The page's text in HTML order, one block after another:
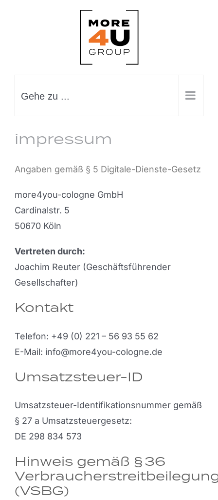
Gehe zu ...
impressum
Angaben gemäß § 5 Digitale-Dienste-Gesetz
more4you-cologne GmbH
Cardinalstr. 5
50670 Köln
Vertreten durch:
Joachim Reuter (Geschäftsführender
Gesellschafter)
Kontakt
Telefon: +49 (0) 221 – 56 93 55 62
E-Mail: info@more4you-cologne.de
Umsatzsteuer-ID
Umsatzsteuer-Identifikationsnummer gemäß
§ 27 a Umsatzsteuergesetz:
DE 298 834 573
Hinweis gemäß § 36
(VSBG)